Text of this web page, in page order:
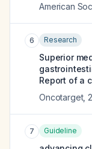
American
6 Research
Superior
Report of a
Oncotarget,
7 Guideline